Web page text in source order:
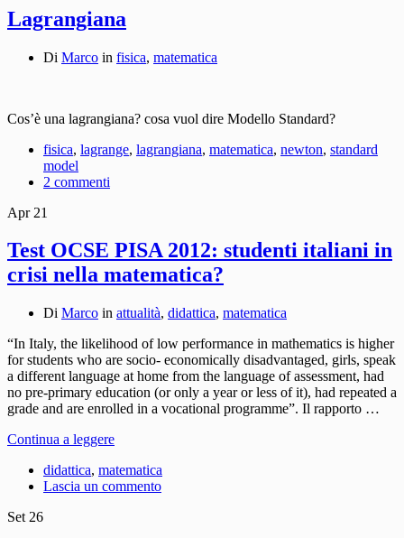
Lagrangiana
Di Marco in fisica, matematica
Cos’è una lagrangiana? cosa vuol dire Modello Standard?
fisica, lagrange, lagrangiana, matematica, newton, standard
model
2 commenti
Apr 21
Test OCSE PISA 2012: studenti italiani in
crisi nella matematica?
Di Marco in attualità, didattica, matematica
“In Italy, the likelihood of low performance in mathematics is higher
for students who are socio- economically disadvantaged, girls, speak
a different language at home from the language of assessment, had
no pre-primary education (or only a year or less of it), had repeated a
grade and are enrolled in a vocational programme”. Il rapporto …
Continua a leggere
didattica, matematica
Lascia un commento
Set 26